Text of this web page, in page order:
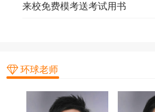
来校免费模考送考试用书
环球老师